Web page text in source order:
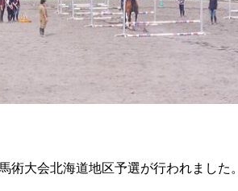
術大会北海道地区予選が行われました。